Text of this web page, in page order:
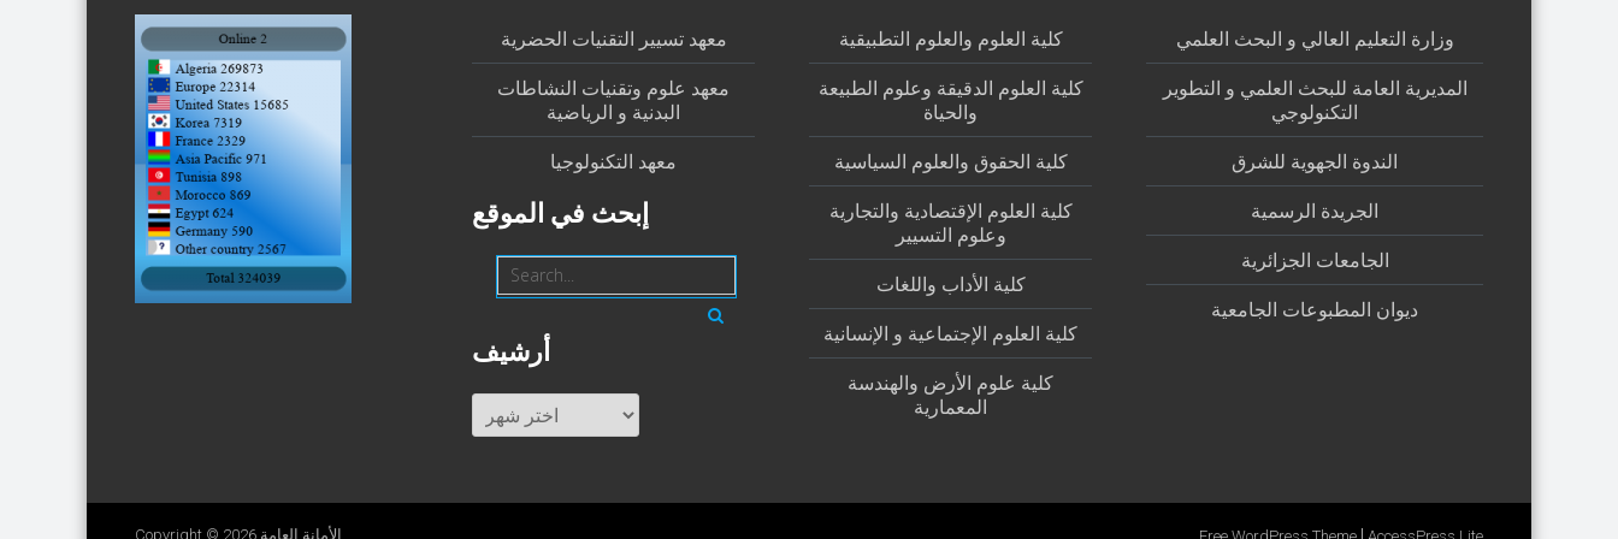
معهد تسيير التقنيات الحضرية
معهد علوم وتقنيات النشاطات
البدنية و الرياضية
معهد التكنولوجيا
إبحث في الموقع
أرشيف
أرشيف
كلية العلوم والعلوم التطبيقية
كلية العلوم الدقيقة وعلوم الطبيعة
والحياة
كلية الحقوق والعلوم السياسية
كلية العلوم الإقتصادية والتجارية
وعلوم التسيير
كلية الأداب واللغات
كلية العلوم الإجتماعية و الإنسانية
كلية علوم الأرض والهندسة
المعمارية
وزارة التعليم العالي و البحث العلمي
المديرية العامة للبحث العلمي و التطوير
التكنولوجي
الندوة الجهوية للشرق
الجريدة الرسمية
الجامعات الجزائرية
ديوان المطبوعات الجامعية
Copyright © 2026 الأمانة العامة